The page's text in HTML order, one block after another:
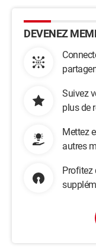
DEVENEZ
Suivez
plus de
Mettez
autres
Profitez